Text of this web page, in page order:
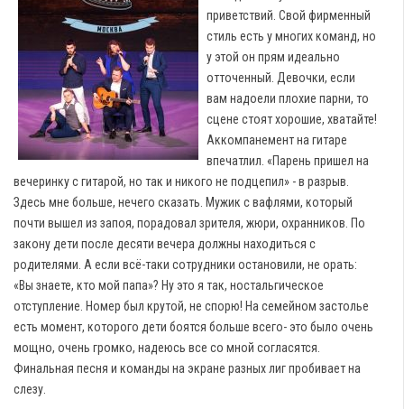
приветствий. Свой фирменный
стиль есть у многих команд, но
у этой он прям идеально
отточенный. Девочки, если
вам надоели плохие парни, то
сцене стоят хорошие, хватайте!
Аккомпанемент на гитаре
впечатлил. «Парень пришел на
вечеринку с гитарой, но так и никого не подцепил» - в разрыв.
Здесь мне больше, нечего сказать. Мужик с вафлями, который
почти вышел из запоя, порадовал зрителя, жюри, охранников. По
закону дети после десяти вечера должны находиться с
родителями. А если всё-таки сотрудники остановили, не орать:
«Вы знаете, кто мой папа»? Ну это я так, ностальгическое
отступление. Номер был крутой, не спорю! На семейном застолье
есть момент, которого дети боятся больше всего- это было очень
мощно, очень громко, надеюсь все со мной согласятся.
Финальная песня и команды на экране разных лиг пробивает на
слезу.